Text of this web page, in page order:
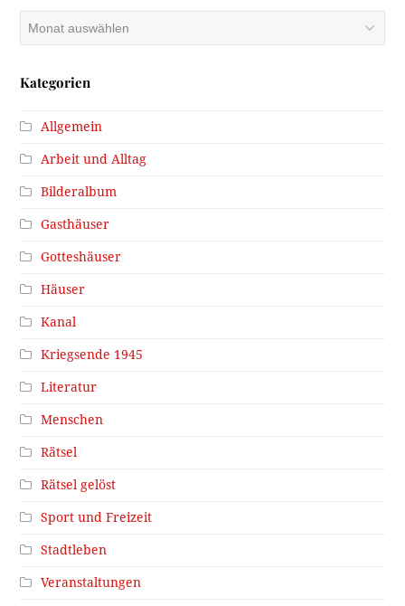
Kategorien
Allgemein
Arbeit und Alltag
Bilderalbum
Gasthäuser
Gotteshäuser
Häuser
Kanal
Kriegsende 1945
Literatur
Menschen
Rätsel
Rätsel gelöst
Sport und Freizeit
Stadtleben
Veranstaltungen